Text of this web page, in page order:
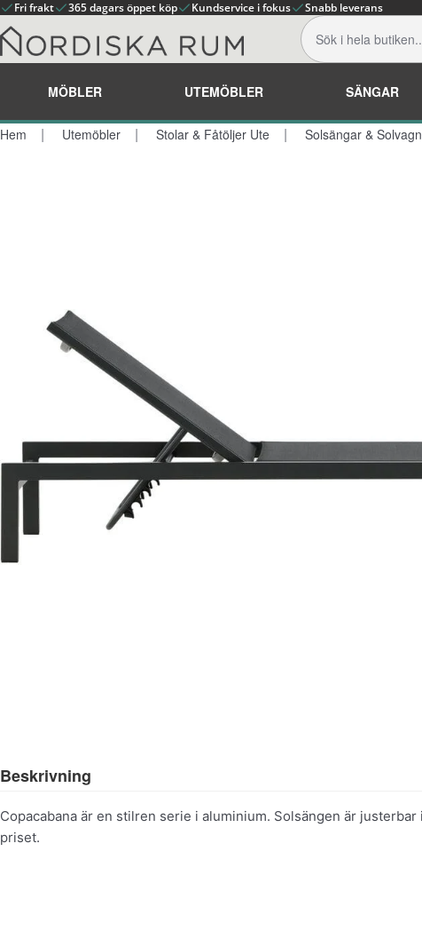
Fri frakt 365 dagars öppet köp Kundservice i fokus Snabb leverans
MÖBLER UTEMÖBLER SÄNGAR
Hem Utemöbler Stolar & Fåtöljer Ute Solsängar &
Beskrivning
Copacabana är en stilren serie i aluminium. Solsängen är
priset.